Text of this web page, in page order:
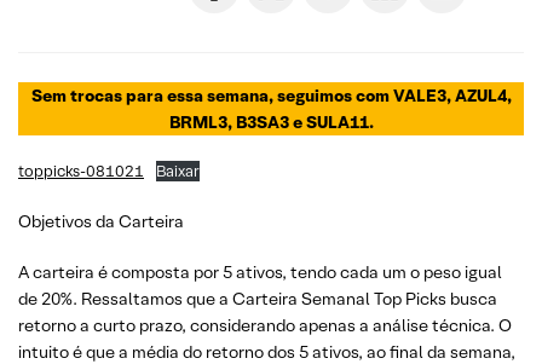
Sem trocas para essa semana, seguimos com VALE3, AZUL4,
BRML3, B3SA3 e SULA11.
toppicks-081021 Baixar
Objetivos da Carteira
A carteira é composta por 5 ativos, tendo cada um o peso igual
de 20%. Ressaltamos que a Carteira Semanal Top Picks busca
retorno a curto prazo, considerando apenas a análise técnica. O
intuito é que a média do retorno dos 5 ativos, ao final da semana,